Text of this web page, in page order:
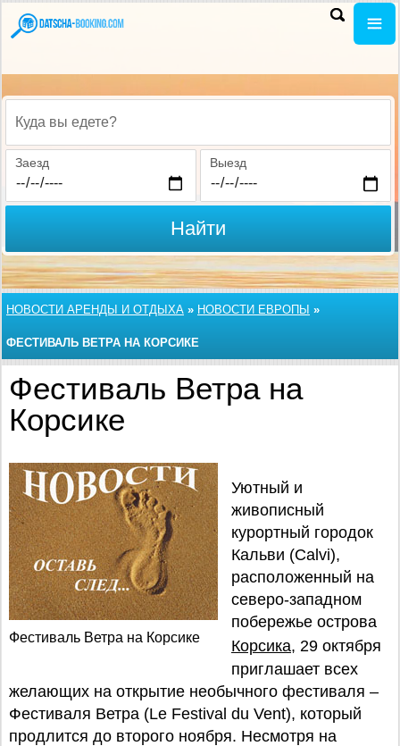
Куда вы едете?
Заезд Выезд
Найти
НОВОСТИ АРЕНДЫ И ОТДЫХА » НОВОСТИ ЕВРОПЫ »
ФЕСТИВАЛЬ ВЕТРА НА КОРСИКЕ
Фестиваль Ветра на
Корсике
Фестиваль Ветра на Корсике
Уютный и
живописный
курортный городок
Кальви (Calvi),
расположенный на
северо-западном
побережье острова
Корсика, 29 октября
приглашает всех
желающих на открытие необычного фестиваля –
Фестиваля Ветра (Le Festival du Vent), который
продлится до второго ноября. Несмотря на